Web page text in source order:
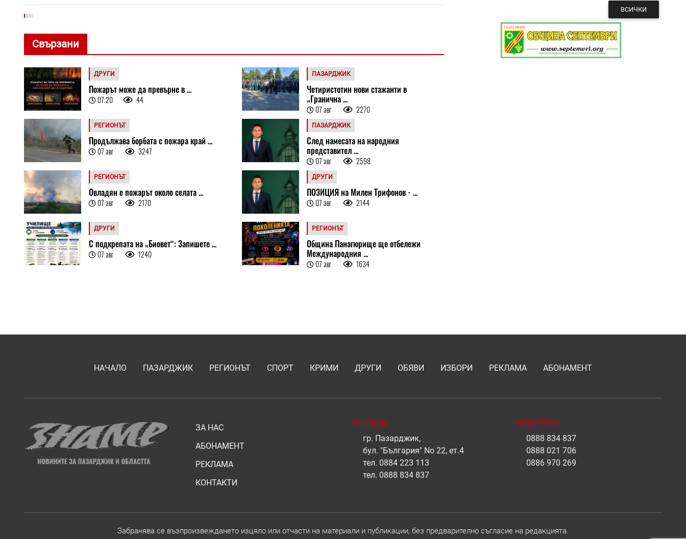
Свързани
ДРУГИ
Пожарът може да превърне в ...
07:20 44
ПАЗАРДЖИК
Четиристотин нови стажанти в
„Гранична ...
07 авг 2270
РЕГИОНЪТ
Продължава борбата с пожара край ...
07 авг 3247
ПАЗАРДЖИК
След намесата на народния
представител ...
07 авг 2598
РЕГИОНЪТ
Овладян е пожарът около селата ...
07 авг 2170
ДРУГИ
ПОЗИЦИЯ на Милен Трифонов - ...
07 авг 2144
ДРУГИ
С подкрепата на „Биовет“: Запишете ...
07 авг 1240
РЕГИОНЪТ
Община Панагюрище ще отбележи
Международния ...
07 авг 1634
ВСИЧКИ
НАЧАЛО ПАЗАРДЖИК РЕГИОНЪТ СПОРТ КРИМИ ДРУГИ ОБЯВИ ИЗБОРИ РЕКЛАМА АБОНАМЕНТ
ЗА НАС
АБОНАМЕНТ
РЕКЛАМА
КОНТАКТИ
РЕКЛАМА
гр. Пазарджик,
бул. "България" No 22, ет.4
тел. 0884 223 113
тел. 0888 834 837
РЕПОРТЕРИ
0888 834 837
0888 021 706
0886 970 269
Забранява се възпроизвеждането изцяло или отчасти на материали и публикации, без предварително съгласие на редакцията.